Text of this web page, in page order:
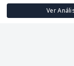
Ver